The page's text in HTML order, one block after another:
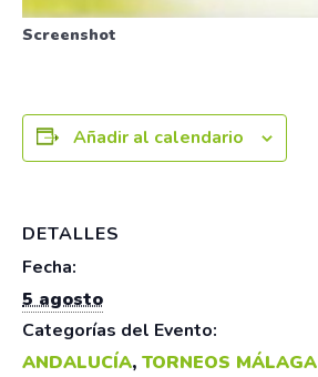
Screenshot
Añadir al calendario
DETALLES
Fecha:
5 agosto
Categorías del Evento:
ANDALUCÍA, TORNEOS MÁLAGA